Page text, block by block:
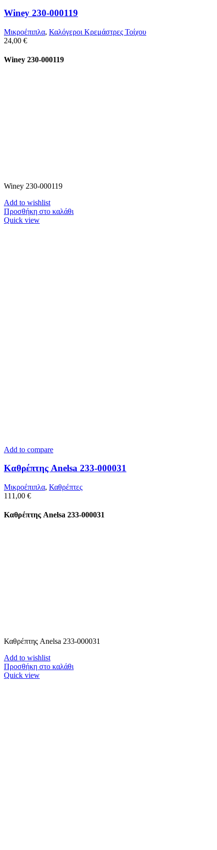
Winey 230-000119
Μικροέπιπλα, Καλόγεροι Κρεμάστρες Τοίχου
24,00 €
Winey 230-000119
Winey 230-000119
Add to wishlist
Προσθήκη στο καλάθι
Quick view
Add to compare
Καθρέπτης Anelsa 233-000031
Μικροέπιπλα, Καθρέπτες
111,00 €
Καθρέπτης Anelsa 233-000031
Καθρέπτης Anelsa 233-000031
Add to wishlist
Προσθήκη στο καλάθι
Quick view